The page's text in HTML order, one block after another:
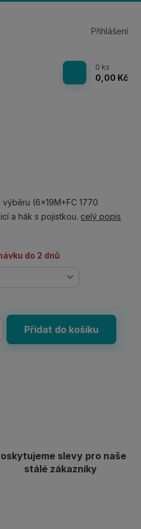
Přihlášení
0 ks
0,00 Kč
(6x19M+FC 1770
a hák s pojistkou. celý popis
do 2 dnů
Přidat do košíku
slevy pro naše
stálé zákazníky